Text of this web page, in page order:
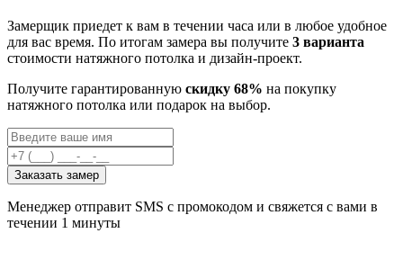
Замерщик приедет к вам в течении часа или в любое удобное
для вас время. По итогам замера вы получите 3 варианта
стоимости натяжного потолка и дизайн-проект.
Получите гарантированную скидку 68% на покупку
натяжного потолка или подарок на выбор.
Заказать замер
Менеджер отправит SMS с промокодом и свяжется с вами в
течении 1 минуты